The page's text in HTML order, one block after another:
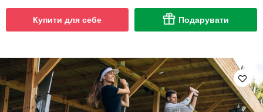
Купити для себе Подарувати